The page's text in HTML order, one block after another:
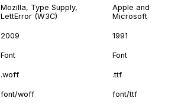
Mozilla, Type Supply,
LettError (W3C)
Apple and
Microsoft
2009 1991
Font Font
.woff .ttf
font/woff font/ttf